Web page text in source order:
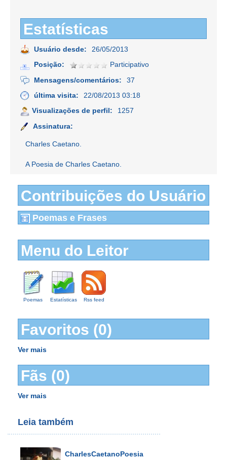
Estatísticas
Usuário desde:
26/05/2013
Posição:
Participativo
Mensagens/comentários:
37
última visita:
22/08/2013 03:18
Visualizações de perfil:
1257
Assinatura:
Charles Caetano.
A Poesia de Charles Caetano.
Contribuições do Usuário
Poemas e Frases
Menu do Leitor
Poemas Estatísticas Rss feed
Favoritos (0)
Ver mais
Fãs (0)
Ver mais
Leia também
CharlesCaetanoPoesia